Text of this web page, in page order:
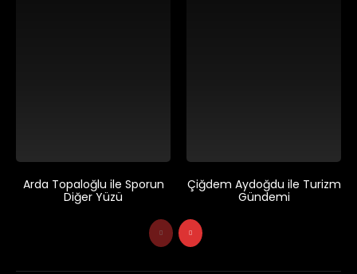
Arda Topaloğlu ile Sporun
Diğer Yüzü
Çiğdem Aydoğdu ile Turizm
Gündemi